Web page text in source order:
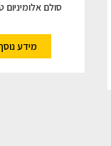
סולם אלומיניום
מידע